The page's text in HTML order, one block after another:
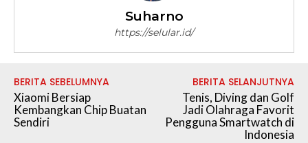
Suharno
https://selular.id/
BERITA SEBELUMNYA
Xiaomi Bersiap
Kembangkan Chip Buatan
Sendiri
BERITA SELANJUTNYA
Tenis, Diving dan Golf
Jadi Olahraga Favorit
Pengguna Smartwatch di
Indonesia